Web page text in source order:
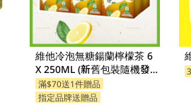
維他冷泡無糖鍚蘭檸檬茶 6
X 250ML (新舊包裝隨機發
貨)
滿$70送1件贈品
指定品牌送贈品